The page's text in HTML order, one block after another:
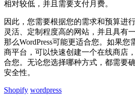
相对较低，并且需要支付月费。
因此，您需要根据您的需求和预算进
灵活、定制程度高的网站，并且具有
那么WordPress可能更适合您。如果
商平台，可以快速创建一个在线商店
合您。无论您选择哪种方式，都需要
安全性。
Shopify wordpress